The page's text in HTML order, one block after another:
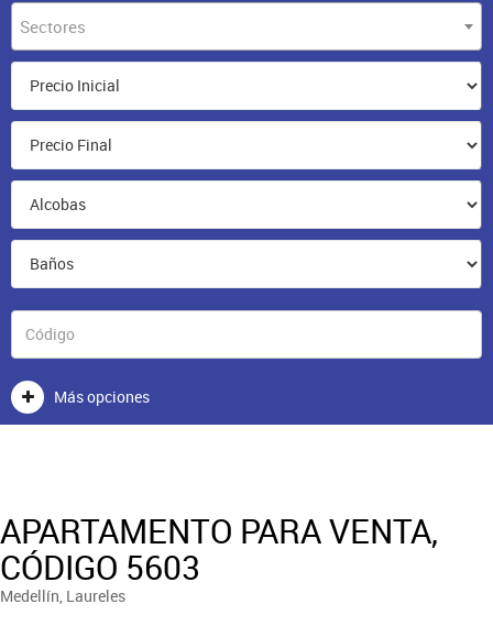
Sectores
Más opciones
APARTAMENTO PARA VENTA,
CÓDIGO 5603
Medellín, Laureles